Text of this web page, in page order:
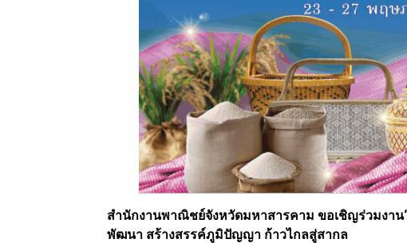
สำนักงานพาณิชย์จังหวัดมหาสารคาม ขอเชิญร่วมงา
พัฒนา สร้างสรรค์ภูมิปัญญา ก้าวไกลสู่สากล